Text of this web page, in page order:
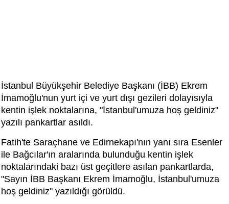
İstanbul Büyükşehir Belediye Başkanı (İBB) Ekrem
İmamoğlu'nun yurt içi ve yurt dışı gezileri dolayısıyla
kentin işlek noktalarına, "İstanbul'umuza hoş geldiniz"
yazılı pankartlar asıldı.
Fatih'te Saraçhane ve Edirnekapı'nın yanı sıra Esenler
ile Bağcılar'ın aralarında bulunduğu kentin işlek
noktalarındaki bazı üst geçitlere asılan pankartlarda,
"Sayın İBB Başkanı Ekrem İmamoğlu, İstanbul'umuza
hoş geldiniz" yazıldığı görüldü.